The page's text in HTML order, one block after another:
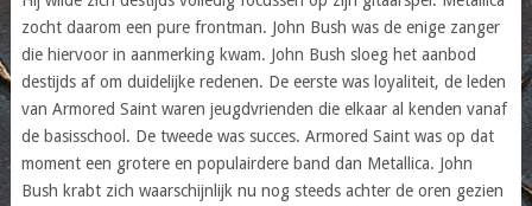
zocht daarom een pure frontman. John Bush was de enige zanger
die hiervoor in aanmerking kwam. John Bush sloeg het aanbod
destijds af om duidelijke redenen. De eerste was loyaliteit, de leden
van Armored Saint waren jeugdvrienden die elkaar al kenden vanaf
de basisschool. De tweede was succes. Armored Saint was op dat
moment een grotere en populairdere band dan Metallica. John
Bush krabt zich waarschijnlijk nu nog steeds achter de oren gezien